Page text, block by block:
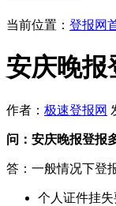
当前位置： 登报网
安庆晚报
作者： 极速登报网
问：安庆晚报登报
答：一般情况下登
个人证件挂